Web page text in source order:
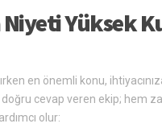
Yüksek
en önemli konu,
cevap veren ekip; hem
olur: